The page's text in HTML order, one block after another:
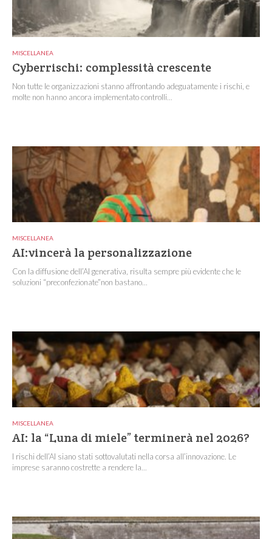
MISCELLANEA
Cyberrischi: complessità crescente
Non tutte le organizzazioni stanno affrontando adeguatamente i rischi, e
molte non hanno ancora implementato controlli...
MISCELLANEA
AI:vincerà la personalizzazione
Con la diffusione dell’AI generativa, risulta sempre più evidente che le
soluzioni “preconfezionate”non bastano...
MISCELLANEA
AI: la “Luna di miele” terminerà nel 2026?
I rischi dell’AI siano stati sottovalutati nella corsa all’innovazione. Le
imprese saranno costrette a rendere la...